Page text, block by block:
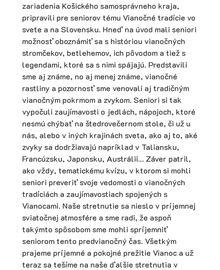
zariadenia Košického samosprávneho kraja,
pripravili pre seniorov tému Vianočné tradície vo
svete a na Slovensku. Hneď na úvod mali seniori
možnosť oboznámiť sa s históriou vianočných
stromčekov, betlehemov, ich pôvodom a tiež s
legendami, ktoré sa s nimi spájajú. Predstavili
sme aj známe, no aj menej známe, vianočné
rastliny a pozornosť sme venovali aj tradičným
vianočným pokrmom a zvykom. Seniori si tak
vypočuli zaujímavosti o jedlách, nápojoch, ktoré
nesmú chýbať na štedrovečernom stole, či už u
nás, alebo v iných krajinách sveta, ako aj to, aké
zvyky sa dodržiavajú napríklad v Taliansku,
Francúzsku, Japonsku, Austrálii… Záver patril,
ako vždy, tematickému kvízu, v ktorom si mohli
seniori preveriť svoje vedomosti o vianočných
tradíciách a zaujímavostiach spojených s
Vianocami. Naše stretnutie sa nieslo v príjemnej
sviatočnej atmosfére a sme radi, že aspoň
takýmto spôsobom sme mohli spríjemniť
seniorom tento predvianočný čas. Všetkým
prajeme príjemné a pokojné prežitie Vianoc a už
teraz sa tešíme na naše ďalšie stretnutia v